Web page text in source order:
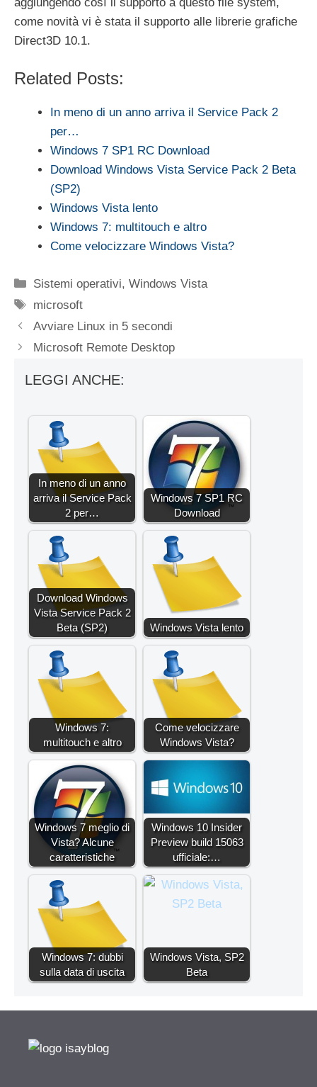
come novità vi è stata il supporto alle librerie grafiche
Direct3D 10.1.
Related Posts:
In meno di un anno arriva il Service Pack 2
per…
Windows 7 SP1 RC Download
Download Windows Vista Service Pack 2 Beta
(SP2)
Windows Vista lento
Windows 7: multitouch e altro
Come velocizzare Windows Vista?
Categorie
Sistemi operativi,Windows Vista
Tag
microsoft
Avviare Linux in 5 secondi
Microsoft Remote Desktop
LEGGI ANCHE:
In meno di un anno
arriva il Service Pack
2 per…
Windows 7 SP1 RC
Download
Download Windows
Vista Service Pack 2
Beta (SP2)
Windows Vista lento
Windows 7:
multitouch e altro
Come velocizzare
Windows Vista?
Windows 7 meglio di
Vista? Alcune
caratteristiche
Windows 10 Insider
Preview build 15063
ufficiale:…
Windows 7: dubbi
sulla data di uscita
Windows Vista, SP2
Beta